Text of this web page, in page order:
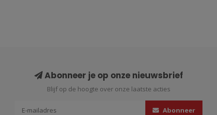
Abonneer je op onze nieuwsbrief
Blijf op de hoogte over onze laatste acties
Abonneer